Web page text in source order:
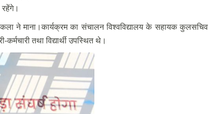
ने माना।कार्यक्रम का संचालन विश्वविद्यालय के सहायक कुलसचिव
तथा विद्यार्थी उपस्थित थे।